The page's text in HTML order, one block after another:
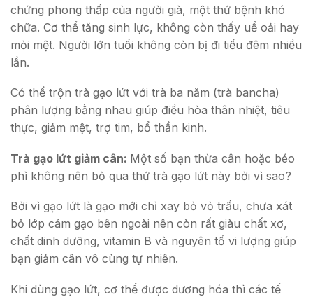
chứng phong thấp của người già, một thứ bệnh khó
chữa. Cơ thể tăng sinh lực, không còn thấy uể oải hay
mỏi mệt. Người lớn tuổi không còn bị đi tiểu đêm nhiều
lần.
Có thể trộn trà gạo lứt với trà ba năm (trà bancha)
phân lượng bằng nhau giúp điều hòa thân nhiệt, tiêu
thực, giảm mệt, trợ tim, bổ thần kinh.
Trà gạo lứt giảm cân: Một số bạn thừa cân hoặc béo
phì không nên bỏ qua thứ trà gạo lứt này bởi vì sao?
Bởi vì gạo lứt là gạo mới chỉ xay bỏ vỏ trấu, chưa xát
bỏ lớp cám gạo bên ngoài nên còn rất giàu chất xơ,
chất dinh dưỡng, vitamin B và nguyên tố vi lượng giúp
bạn giảm cân vô cùng tự nhiên.
Khi dùng gạo lứt, cơ thể được dương hóa thì các tế